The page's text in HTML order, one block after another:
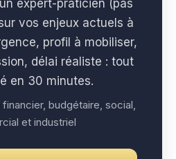
expert-praticien (pas
vos enjeux actuels à
profil à mobiliser,
délai réaliste : tout
en 30 minutes.
budgétaire, social,
et industriel